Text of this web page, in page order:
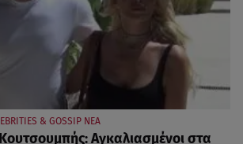
& GOSSIP ΝΕΑ
Αγκαλιασμένοι στα